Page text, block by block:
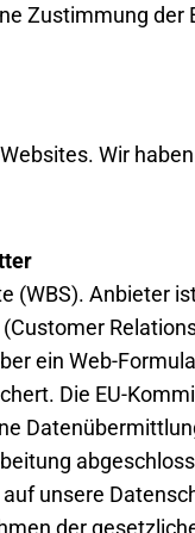
Zustimmung
Wir
(WBS). Anbieter
ein Web-
Die EU-
unsere